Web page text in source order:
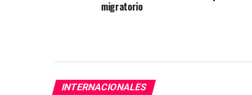
migratorio
INTERNACIONALES